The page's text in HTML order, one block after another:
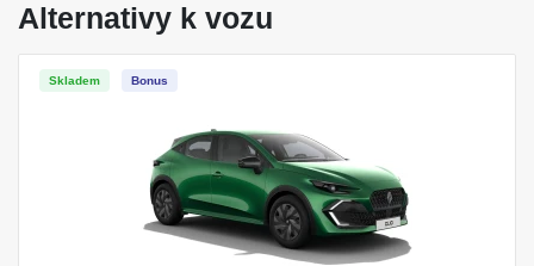
Alternativy k vozu
Skladem Bonus